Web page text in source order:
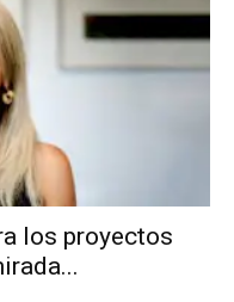
los proyectos